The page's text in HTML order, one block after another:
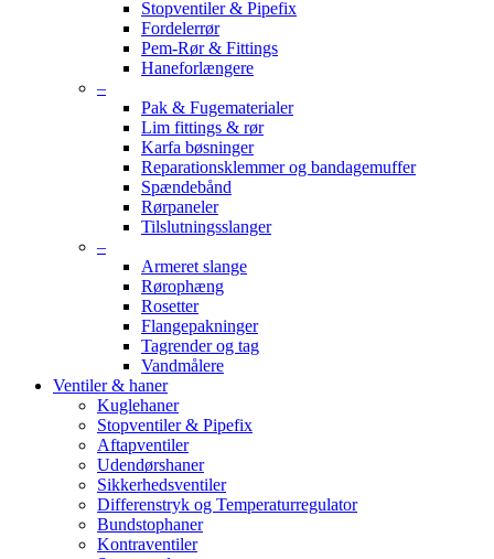
Stopventiler & Pipefix
Fordelerrør
Pem-Rør & Fittings
Haneforlængere
–
Pak & Fugematerialer
Lim fittings & rør
Karfa bøsninger
Reparationsklemmer og bandagemuffer
Spændebånd
Rørpaneler
Tilslutningsslanger
–
Armeret slange
Rørophæng
Rosetter
Flangepakninger
Tagrender og tag
Vandmålere
Ventiler & haner
Kuglehaner
Stopventiler & Pipefix
Aftapventiler
Udendørshaner
Sikkerhedsventiler
Differenstryk og Temperaturregulator
Bundstophaner
Kontraventiler